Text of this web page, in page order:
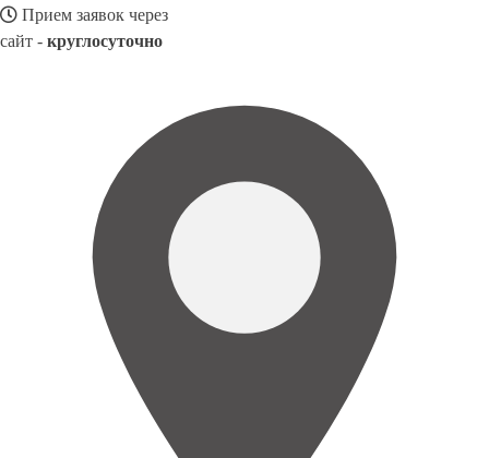
Прием заявок через
сайт - круглосуточно